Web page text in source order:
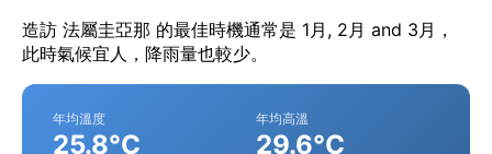
造訪 法屬圭亞那 的最佳時機通常是 1月, 2月 and 3月，
此時氣候宜人，降雨量也較少。
年均溫度
25.8°C
年均高溫
29.6°C